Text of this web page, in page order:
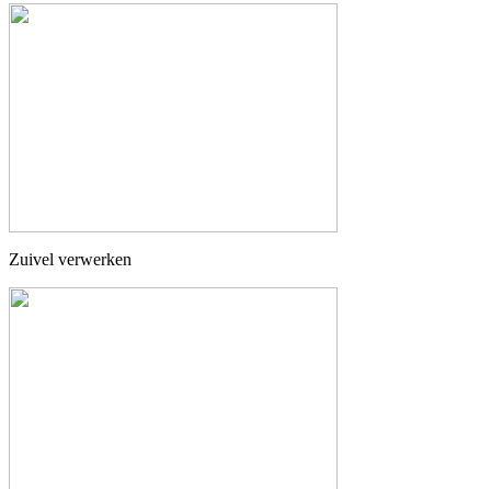
Zuivel verwerken